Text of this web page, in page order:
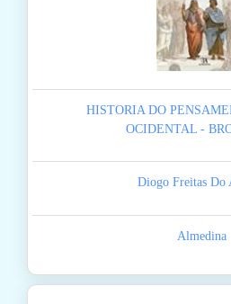
HISTORIA DO
OCIDENTAL -
Diogo Freitas Do
Almedina